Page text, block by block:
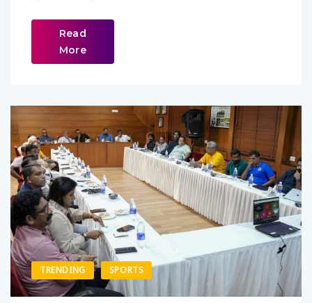
Read
More
TRENDING SPORTS